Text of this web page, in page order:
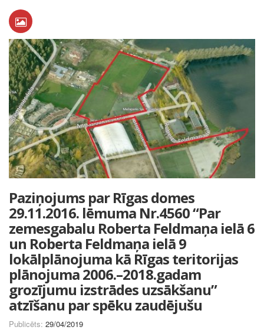
Paziņojums par Rīgas domes
29.11.2016. lēmuma Nr.4560 “Par
zemesgabalu Roberta Feldmaņa ielā 6
un Roberta Feldmaņa ielā 9
lokālplānojuma kā Rīgas teritorijas
plānojuma 2006.–2018.gadam
grozījumu izstrādes uzsākšanu”
atzīšanu par spēku zaudējušu
Publicēts: 29/04/2019